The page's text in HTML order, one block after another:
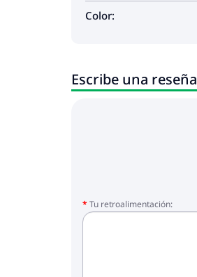
Color:
Escribe una reseña
Tu retroalimentación: